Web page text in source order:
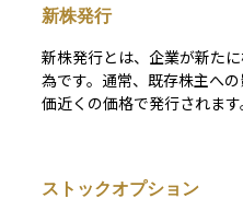
新株発行
新株発行とは、企業が新た
為です。通常、既存株主へ
価近くの価格で発行されま
ストックオプション